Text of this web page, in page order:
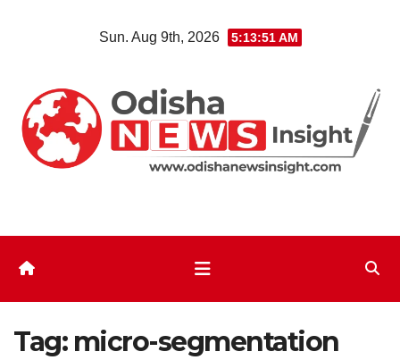
Sun. Aug 9th, 2026 5:13:51 AM
Tag: micro-segmentation